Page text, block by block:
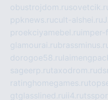
obustrojdom.ru
ppknews.rucult-alshei.ru
proekciyamebel.ru
glamourai.ru
dorogoe58.ru
sageerp.rutaxodrom.ru
ratinghomegames.ru
gtglasslined.ru ii4.ru